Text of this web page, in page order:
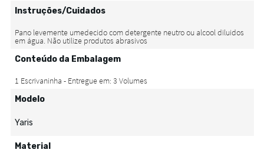
Instruções/Cuidados
Conteúdo da Embalagem
Modelo
Yaris
Material